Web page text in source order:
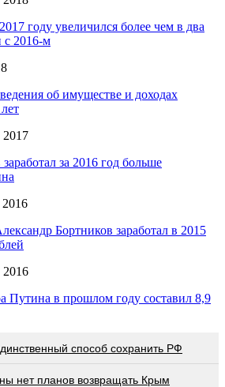
году увеличился более чем в два
с 2016-м
об имуществе и доходах
2017
за 2016 год больше
Бортников заработал в 2015
2016
Путина в прошлом году составил 8,9
способ сохранить РФ
нет планов возвращать Крым